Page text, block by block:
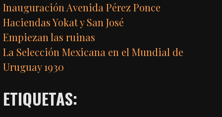
Inauguración Avenida Pérez Ponce
Haciendas Yokat y San José
Empiezan las ruinas
La Selección Mexicana en el Mundial de
Uruguay 1930
ETIQUETAS: